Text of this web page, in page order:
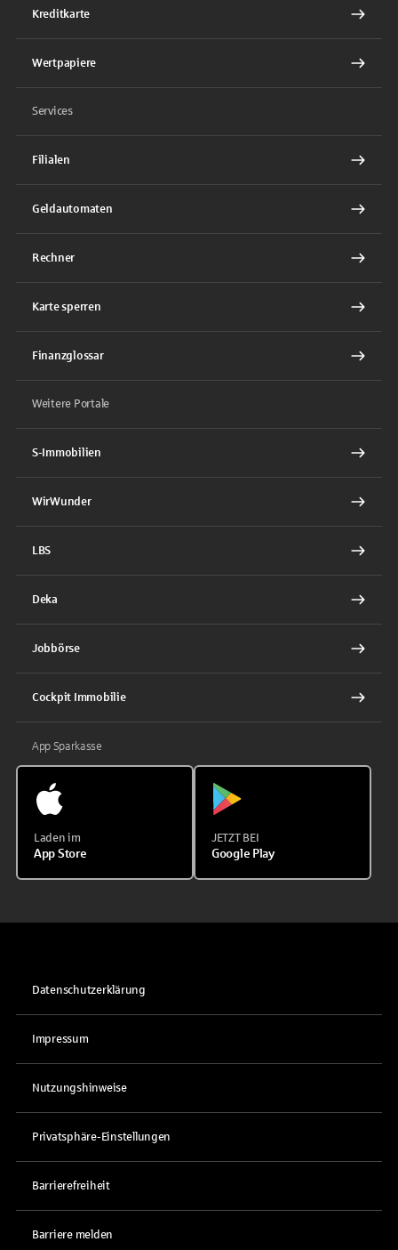
Kreditkarte
Wertpapiere
Services
Filialen
Geldautomaten
Rechner
Karte sperren
Finanzglossar
Weitere Portale
S-Immobilien
WirWunder
LBS
Deka
Jobbörse
Cockpit Immobilie
App Sparkasse
Laden im
App Store
JETZT BEI
Google Play
Datenschutzerklärung
Impressum
Nutzungshinweise
Privatsphäre-Einstellungen
Barrierefreiheit
Barriere melden